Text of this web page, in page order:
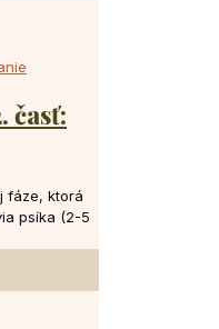
časť:
fáze, ktorá
psíka (2-5